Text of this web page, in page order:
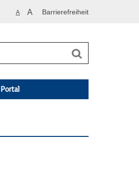
A A Barrierefreiheit